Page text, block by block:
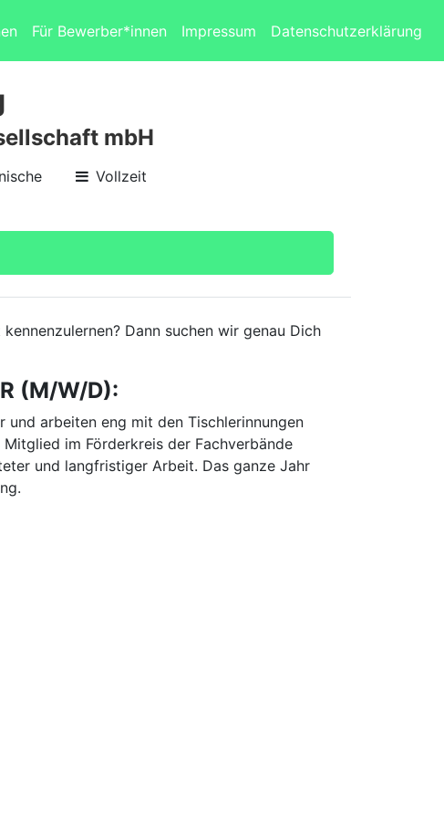
Für Bewerber*innen Impressum Datenschutzerklärung
mbH
Vollzeit
Dann suchen wir genau Dich
(M/W/D):
arbeiten eng mit den Tischlerinnungen
im Förderkreis der Fachverbände
und langfristiger Arbeit. Das ganze Jahr